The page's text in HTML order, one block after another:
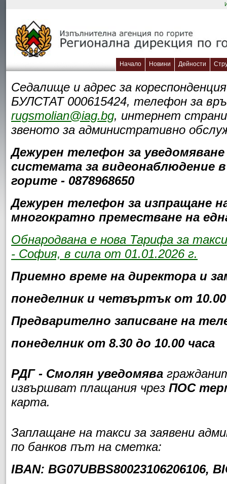
Начало Новини Дейности
Седалище и адрес за
БУЛСТАТ 000615424, телефон за
rugsmolian@iag.bg, интернет
звеното за административно
Дежурен телефон за
системата за видеонаблюдение
горите - 0878968650
Дежурен телефон за изпращане
многократно преместване на
Обнародвана е нова Тарифа за
- София, в сила от 01.01.2026 г.
Приемно време на директора и
понеделник и четвъртък от 10.00
Предварително записване на
понеделник от 8.30 до 10.00 часа
РДГ - Смолян уведомява
извършват плащания чрез ПОС
карта.
Заплащане на такси за заявени
по банков път на сметка:
IBAN: BG07UBBS80023106206106,